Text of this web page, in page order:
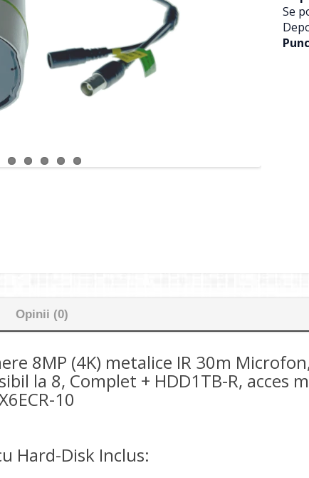
Se
Opinii (0)
8MP (4K) metalice IR 30m
la 8, Complet + HDD1TB-R, acces
10
Hard-Disk Inclus: